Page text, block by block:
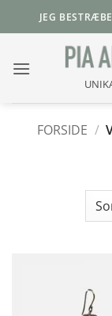
JEG
FORSIDE /